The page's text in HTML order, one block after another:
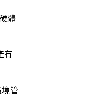
體
有
管